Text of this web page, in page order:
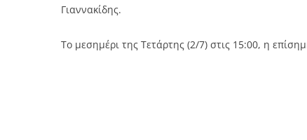
Γιαννακίδης.
Το μεσημέρι της Τετάρτης (2/7) στις 15:00, η